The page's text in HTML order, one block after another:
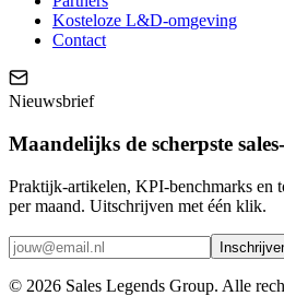
Kosteloze L&D-omgeving
Contact
Nieuwsbrief
Maandelijks de scherpste
Praktijk-artikelen, KPI-benchmarks en
per maand. Uitschrijven met één klik.
© 2026 Sales Legends Group. Alle